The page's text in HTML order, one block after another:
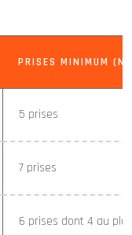
PRISES MINIMUM
5 prises
7 prises
6 prises dont 4 au